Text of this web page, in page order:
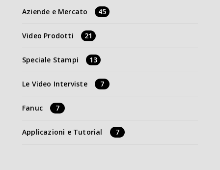
Aziende e Mercato 45
Video Prodotti 21
Speciale Stampi 13
Le Video Interviste 7
Fanuc 7
Applicazioni e Tutorial 7